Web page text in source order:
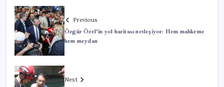
Previous
Özgür Özel’in yol haritası netleşiyor: Hem mahkeme
hem meydan
Next